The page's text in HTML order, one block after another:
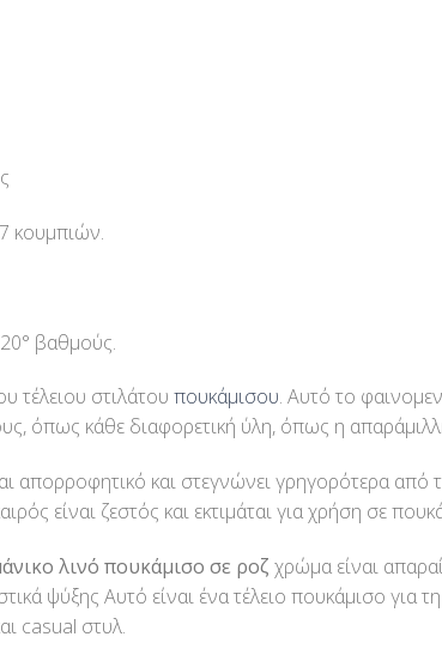
κουμπιών.
βαθμούς.
τέλειου στιλάτου πουκάμισου. Αυτό το
όπως κάθε διαφορετική ύλη, όπως η
απορροφητικό και στεγνώνει γρηγορότερα
είναι ζεστός και εκτιμάται για χρήση σε
λινό πουκάμισο σε ροζ χρώμα είναι
ψύξης Αυτό είναι ένα τέλειο πουκάμισο για
casual στυλ.